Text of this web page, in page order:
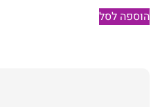
הוספה לסל